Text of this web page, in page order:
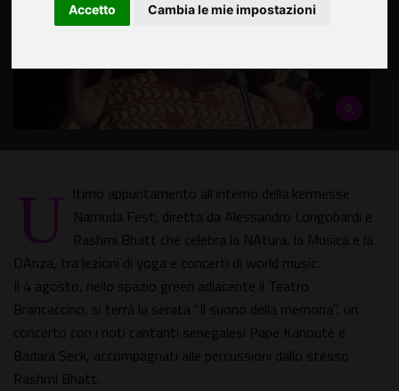
Accetto Cambia le mie impostazioni
U ltimo appuntamento all'interno della kermesse
Namuda Fest, diretta da Alessandro Longobardi e
Rashmi Bhatt che celebra la NAtura, la Musica e la
DAnza, tra lezioni di yoga e concerti di world music.
Il 4 agosto, nello spazio green adiacente il Teatro
Brancaccino, si terrà la serata "Il suono della memoria", un
concerto con i noti cantanti senegalesi Pape Kanouté e
Badara Seck, accompagnati alle percussioni dallo stesso
Rashmi Bhatt.